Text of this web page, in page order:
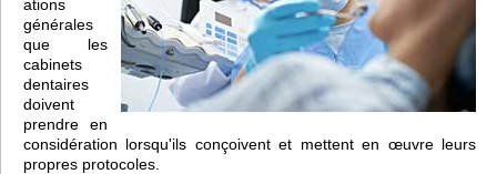
ations
générales
que les
cabinets
dentaires
doivent
prendre en
considération lorsqu'ils conçoivent et mettent en œuvre leurs
propres protocoles.